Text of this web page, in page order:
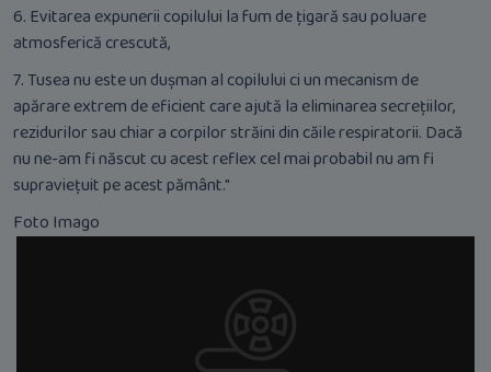
6. Evitarea expunerii copilului la fum de țigară sau poluare
atmosferică crescută,
7. Tusea nu este un dușman al copilului ci un mecanism de
apărare extrem de eficient care ajută la eliminarea secrețiilor,
rezidurilor sau chiar a corpilor străini din căile respiratorii. Dacă
nu ne-am fi născut cu acest reflex cel mai probabil nu am fi
supraviețuit pe acest pământ."
Foto Imago